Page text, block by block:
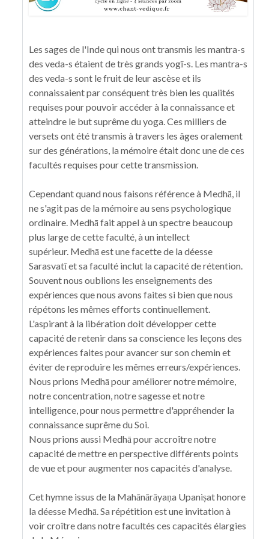
Les sages de l'Inde qui nous ont transmis les mantra-s
des veda-s étaient de très grands yogī-s. Les mantra-s
des veda-s sont le fruit de leur ascèse et ils
connaissaient par conséquent très bien les qualités
requises pour pouvoir accéder à la connaissance et
atteindre le but suprême du yoga. Ces milliers de
versets ont été transmis à travers les âges oralement
sur des générations, la mémoire était donc une de ces
facultés requises pour cette transmission.
Cependant quand nous faisons référence à Medhā, il
ne s'agit pas de la mémoire au sens psychologique
ordinaire. Medhā fait appel à un spectre beaucoup
plus large de cette faculté, à un intellect
supérieur. Medhā est une facette de la déesse
Sarasvatī et sa faculté inclut la capacité de rétention.
Souvent nous oublions les enseignements des
expériences que nous avons faites si bien que nous
répétons les mêmes efforts continuellement.
L'aspirant à la libération doit développer cette
capacité de retenir dans sa conscience les leçons des
expériences faites pour avancer sur son chemin et
éviter de reproduire les mêmes erreurs/expériences.
Nous prions Medhā pour améliorer notre mémoire,
notre concentration, notre sagesse et notre
intelligence, pour nous permettre d'appréhender la
connaissance suprême du Soi.
Nous prions aussi Medhā pour accroître notre
capacité de mettre en perspective différents points
de vue et pour augmenter nos capacités d'analyse.
Cet hymne issus de la Mahānārāyaṇa Upaniṣat honore
la déesse Medhā. Sa répétition est une invitation à
voir croître dans notre facultés ces capacités élargies